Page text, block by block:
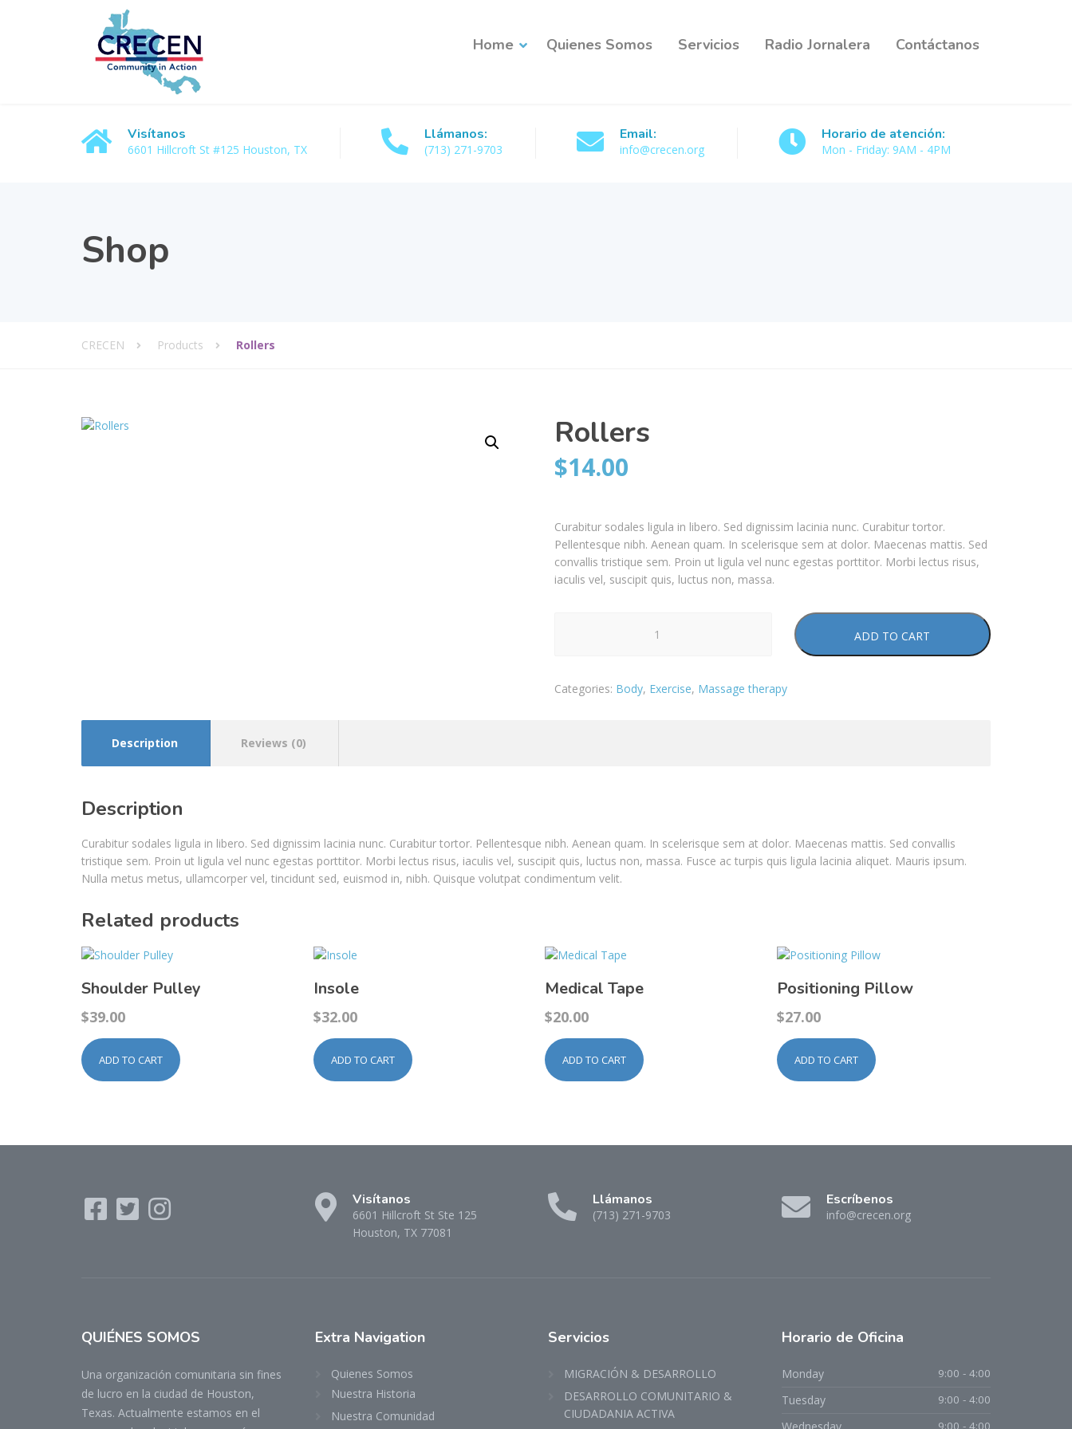
Home Quienes Somos Servicios Radio Jornalera Contáctanos
Visítanos
6601 Hillcroft St #125 Houston, TX
Llámanos:
(713) 271-9703
Email:
info@crecen.org
Horario de atención:
Mon - Friday: 9AM - 4PM
Shop
CRECEN Products Rollers
Rollers
$14.00
Curabitur sodales ligula in libero. Sed dignissim lacinia nunc. Curabitur tortor.
Pellentesque nibh. Aenean quam. In scelerisque sem at dolor. Maecenas mattis. Sed
convallis tristique sem. Proin ut ligula vel nunc egestas porttitor. Morbi lectus risus,
iaculis vel, suscipit quis, luctus non, massa.
ADD TO CART
Categories: Body, Exercise, Massage therapy
Description Reviews (0)
Description
Curabitur sodales ligula in libero. Sed dignissim lacinia nunc. Curabitur tortor. Pellentesque nibh. Aenean quam. In scelerisque sem at dolor. Maecenas mattis. Sed convallis
tristique sem. Proin ut ligula vel nunc egestas porttitor. Morbi lectus risus, iaculis vel, suscipit quis, luctus non, massa. Fusce ac turpis quis ligula lacinia aliquet. Mauris ipsum.
Nulla metus metus, ullamcorper vel, tincidunt sed, euismod in, nibh. Quisque volutpat condimentum velit.
Related products
Shoulder Pulley
$39.00
ADD TO CART
Insole
$32.00
ADD TO CART
Medical Tape
$20.00
ADD TO CART
Positioning Pillow
$27.00
ADD TO CART
Visítanos
6601 Hillcroft St Ste 125
Houston, TX 77081
Llámanos
(713) 271-9703
Escríbenos
info@crecen.org
QUIÉNES SOMOS
Una organización comunitaria sin fines
de lucro en la ciudad de Houston,
Texas. Actualmente estamos en el
Extra Navigation
Quienes Somos
Nuestra Historia
Nuestra Comunidad
Servicios
MIGRACIÓN & DESARROLLO
DESARROLLO COMUNITARIO &
CIUDADANIA ACTIVA
Horario de Oficina
Monday 9:00 - 4:00
Tuesday 9:00 - 4:00
9:00 - 4:00